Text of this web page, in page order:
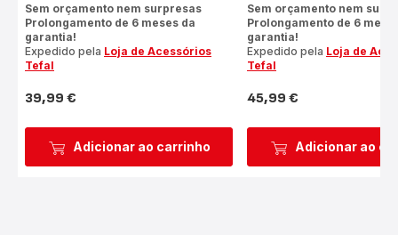
Adicionar ao carrinho
Sem orçamento nem surpresas
Prolongamento de 6 meses da
garantia!
Expedido pela Loja de Acessórios
Tefal
Preço
39,99 €
Adicionar ao
Sem orçamento nem
Prolongamento de 6
garantia!
Expedido pela Loja de
Tefal
Preço
45,99 €